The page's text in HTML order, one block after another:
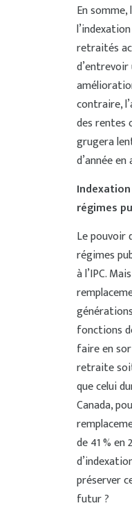
En
retraités
contraire,
des rentes
grugera
d’année en
régimes
Le pouvoir
régimes
à l’IPC.
fonctions
faire en
retraite
que celui
Canada,
de 41 % en
préserver
futur ?